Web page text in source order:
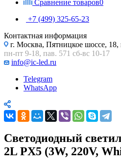
Сравнение товаров0
+7 (499) 325-65-23
Контактная информация
г. Москва, Пятницкое шоссе,
пн-пт 9-18, пав. 571 сб-вс 10-17
info@ic-led.ru
Telegram
WhatsApp
Светодиодный
2L PX5 (3W, 220V,